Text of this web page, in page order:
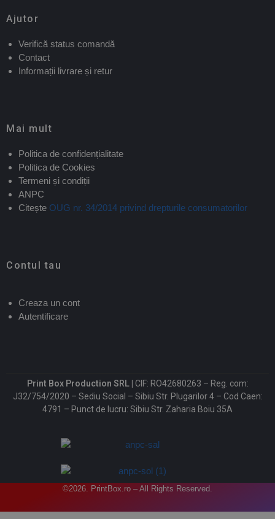
Ajutor
Verifică status comandă
Contact
Informații livrare și retur
Mai mult
Politica de confidențialitate
Politica de Cookies
Termeni și condiții
ANPC
Citește OUG nr. 34/2014 privind drepturile consumatorilor
Contul tau
Creaza un cont
Autentificare
Print Box Production SRL | CIF: RO42680263 – Reg. com:
J32/754/2020 – Sediu Social – Sibiu Str. Plugarilor 4 – Cod Caen:
4791 – Punct de lucru: Sibiu Str. Zaharia Boiu 35A
©2026. PrintBox.ro – All Rights Reserved.